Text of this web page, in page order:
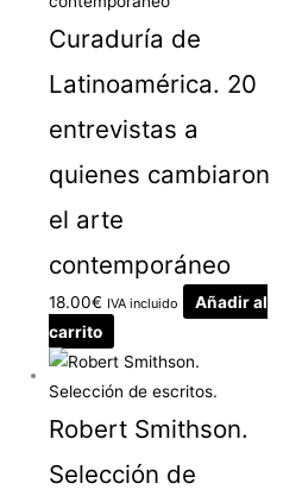
Curaduría de
Latinoamérica. 20
entrevistas a
quienes cambiaron
el arte
contemporáneo
18.00€ IVA incluido
Añadir al
carrito
Robert Smithson.
Selección de